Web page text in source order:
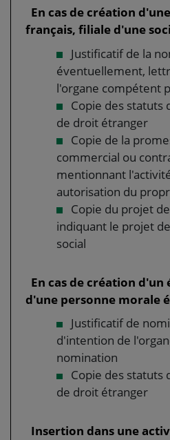
En cas de création
français, filiale d'une
Justificatif de la
éventuellement,
l'organe compétent
Copie des statuts
de droit étranger
Copie de la
commercial ou
mentionnant
autorisation du
Copie du projet
indiquant le projet
social
En cas de création
d'une personne morale
Justificatif de
d'intention de
nomination
Copie des statuts
de droit étranger
Insertion dans une